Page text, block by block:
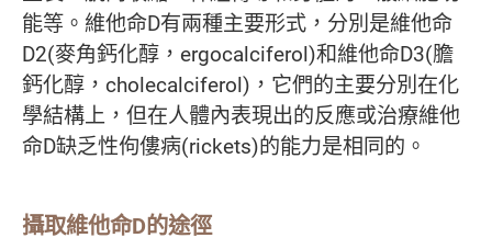
能等。維他命D有兩種主要形式，分別是維他命
D2(麥角鈣化醇，ergocalciferol)和維他命D3(膽
鈣化醇，cholecalciferol)，它們的主要分別在化
學結構上，但在人體內表現出的反應或治療維他
命D缺乏性佝僂病(rickets)的能力是相同的。
攝取維他命D的途徑